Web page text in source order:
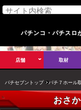
パチンコ・パチスロ
店舗 取材
パチセブントップ パチ７ホール
おさ